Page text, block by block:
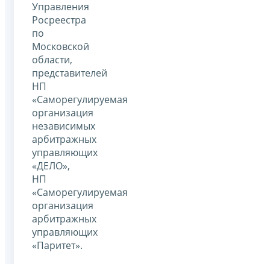
Управления
Росреестра
по
Московской
области,
представителей
НП
«Саморегулируемая
организация
независимых
арбитражных
управляющих
«ДЕЛО»,
НП
«Саморегулируемая
организация
арбитражных
управляющих
«Паритет».